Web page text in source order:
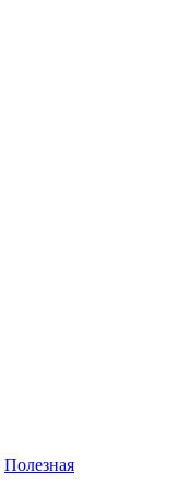
Полезная